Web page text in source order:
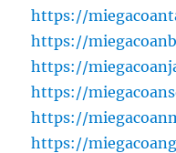
https://
https://
https://
https://
https://
https://